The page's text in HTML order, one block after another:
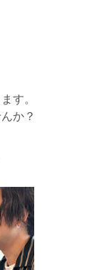
す。
か？